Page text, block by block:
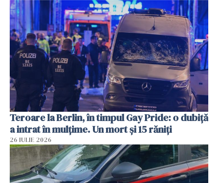
Teroare la Berlin, în timpul Gay Pride: o dubiță
a intrat în mulțime. Un mort și 15 răniți
26 IULIE 2026